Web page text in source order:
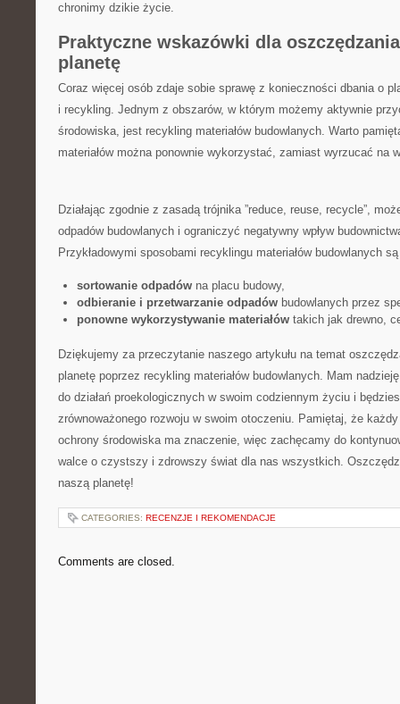
chronimy dzikie życie.
Praktyczne wskazówki⁣ dla
planetę
Coraz więcej osób zdaje⁣ sobie ⁤sprawę z konieczności dbania o
⁢i recykling. Jednym z obszarów, w którym możemy aktywnie
środowiska, jest recykling materiałów budowlanych. Warto
materiałów można ponownie wykorzystać, zamiast⁢ wyrzucać‌ na
Działając zgodnie z zasadą trójnika ⁣”reduce, reuse, recycle”,​
odpadów budowlanych i‍ ograniczyć negatywny ‌wpływ
Przykładowymi sposobami recyklingu materiałów budowlanych są
sortowanie odpadówna placu budowy,
odbieranie i przetwarzanie ‌odpadówbudowlanych przez
ponowne wykorzystywanie materiałówtakich ​jak drewno,
Dziękujemy za przeczytanie naszego ⁤artykułu⁢ na⁣ temat
planetę poprzez recykling materiałów budowlanych. Mam
do działań ⁤proekologicznych w swoim codziennym życiu i
zrównoważonego rozwoju w swoim otoczeniu. Pamiętaj,​ że
ochrony‍ środowiska ma znaczenie, więc zachęcamy do
walce o czystszy‌ i zdrowszy świat dla nas wszystkich.
naszą planetę!
CATEGORIES: RECENZJE I REKOMENDACJE
Comments are closed.